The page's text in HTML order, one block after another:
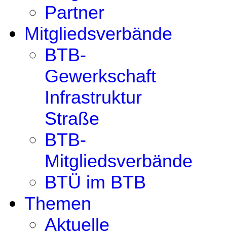
Partner
Mitgliedsverbände
BTB-
Gewerkschaft
Infrastruktur
Straße
BTB-
Mitgliedsverbände
BTÜ im BTB
Themen
Aktuelle